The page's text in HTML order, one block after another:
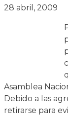
28 abril, 2009
Asamblea
Debido a las
retirarse para